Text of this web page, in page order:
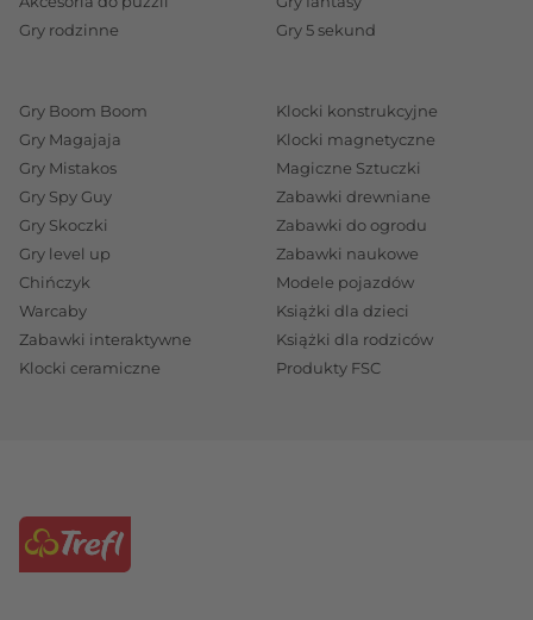
Gry rodzinne
Gry 5 sekund
Gry Boom Boom
Gry Magajaja
Gry Mistakos
Gry Spy Guy
Gry Skoczki
Gry level up
Chińczyk
Warcaby
Zabawki interaktywne
Klocki ceramiczne
Klocki konstrukcyjne
Klocki magnetyczne
Magiczne Sztuczki
Zabawki drewniane
Zabawki do ogrodu
Zabawki naukowe
Modele pojazdów
Książki dla dzieci
Książki dla rodziców
Produkty FSC